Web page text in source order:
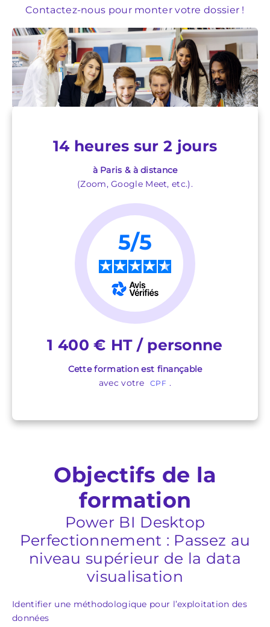
Contactez-nous pour monter votre dossier !
14 heures sur 2 jours
à Paris & à distance
(Zoom, Google Meet, etc.).
5/5
★★★★★
1 400 € HT / personne
Cette formation est finançable
avec votre
CPF .
Objectifs de la
formation
Power BI Desktop
Perfectionnement : Passez au
niveau supérieur de la data
visualisation
Identifier une méthodologique pour l’exploitation des
données